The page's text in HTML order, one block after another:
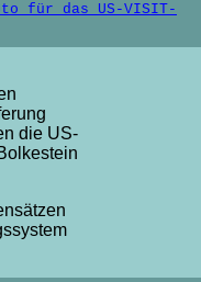
für das US-VISIT-
die US-